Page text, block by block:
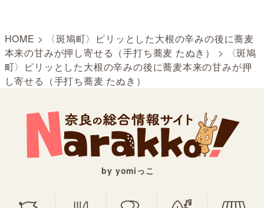
HOME >
〈斑鳩町〉ピリッとした大根の辛みの後に蕎麦
本来の甘みが押し寄せる（手打ち蕎麦 たぬき）
>
〈斑鳩
町〉ピリッとした大根の辛みの後に蕎麦本来の甘みが押
し寄せる（手打ち蕎麦 たぬき）
by yomiっこ